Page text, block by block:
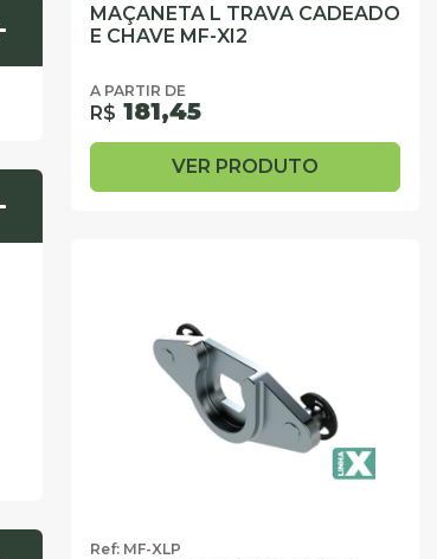
MAÇANETA L TRAVA CADEADO
E CHAVE MF-XI2
A PARTIR DE
R$ 181,45
VER PRODUTO
Ref: MF-XLP